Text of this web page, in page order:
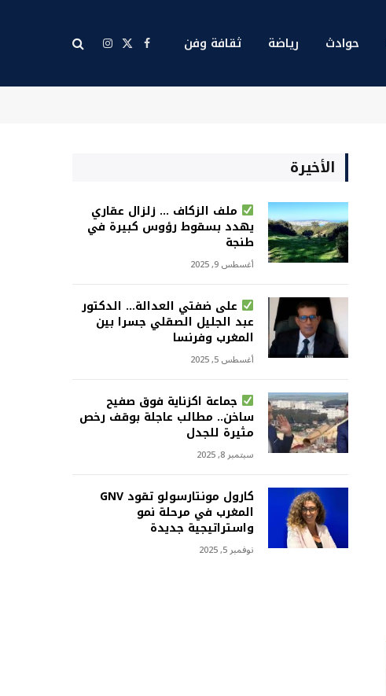
حوادث رياضة ثقافة وفن فيسبوك
X الانستغرام
الأخيرة
ملف الزكاف … زلزال عقاري
يهدد بسقوط رؤوس كبيرة في
طنجة
أغسطس 9, 2025
على ضفتي العدالة… الدكتور
عبد الجليل الصقلي جسرا بين
المغرب وفرنسا
أغسطس 5, 2025
جماعة اكزناية فوق صفيح
ساخن.. مطالب عاجلة بوقف رخص
مثيرة للجدل
سبتمبر 8, 2025
كارول مونتارسولو تقود GNV
المغرب في مرحلة نمو
واستراتيجية جديدة
نوفمبر 5, 2025